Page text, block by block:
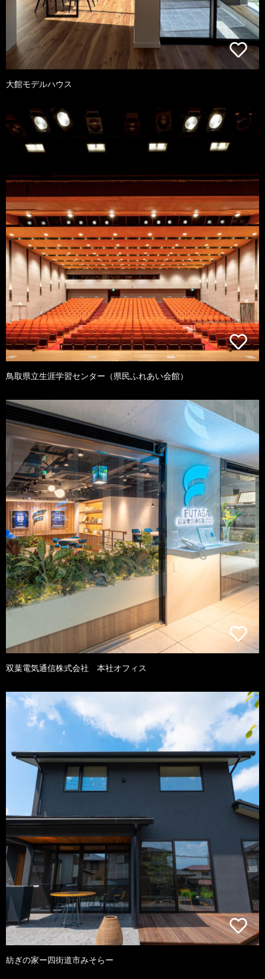
大館モデルハウス
鳥取県立生涯学習センター（県民ふれあい会館）
双葉電気通信株式会社 本社オフィス
紡ぎの家ー四街道市みそらー